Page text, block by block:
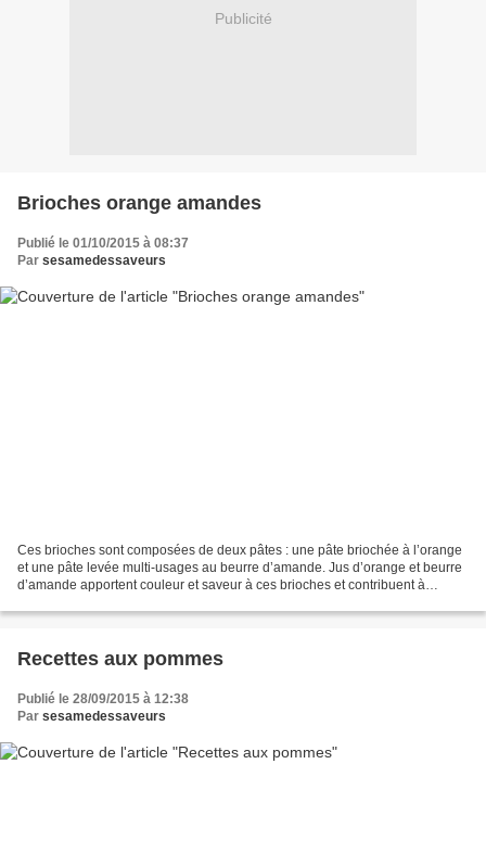
Publicité
Brioches orange amandes
Publié le 01/10/2015 à 08:37
Par sesamedessaveurs
Ces brioches sont composées de deux pâtes : une pâte briochée à l’orange
et une pâte levée multi-usages au beurre d’amande. Jus d’orange et beurre
d’amande apportent couleur et saveur à ces brioches et contribuent à
Recettes aux pommes
Publié le 28/09/2015 à 12:38
Par sesamedessaveurs